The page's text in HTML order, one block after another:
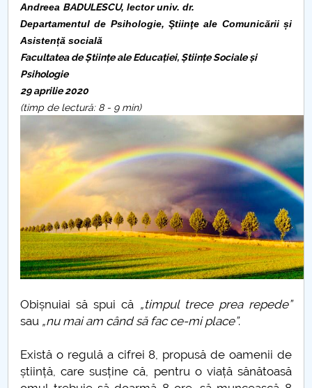
Consiliul de Administratie
Nr. de telefon si adrese Facultăți
Admitere
Români de pretutindeni - ADMITERE
Senat
Facultăți
Studenți
Ghiduri pentru STUDENȚI
Relații Publice
Relații Internaționale
PNRR
Proiect PRIM STUD
Andreea BADULESCU, lector univ. dr.
Departamentul de Psihologie, Ştiinţe ale Comunicării și
Asistență socială
Facultatea de Științe ale Educației, Științe Sociale și
Psihologie
29 aprilie 2020
(timp de lectură: 8 - 9 min)
Obișnuiai să spui că „timpul trece prea repede”
sau „nu mai am când să fac ce-mi place”.
Există o regulă a cifrei 8, propusă de oamenii de
știință, care susține că, pentru o viață sănătoasă